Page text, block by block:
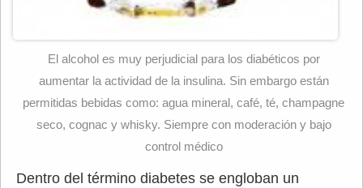
El alcohol es muy perjudicial para los diabéticos por
aumentar la actividad de la insulina. Sin embargo están
permitidas bebidas como: agua mineral, café, té, champagne
seco, cognac y whisky. Siempre con moderación y bajo
control médico
Dentro del término diabetes se engloban un